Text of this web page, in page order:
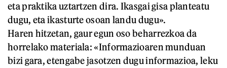
eta praktika uztartzen dira. Ikasgai gisa planteatu
dugu, eta ikasturte osoan landu dugu».
Haren hitzetan, gaur egun oso beharrezkoa da
horrelako materiala: «Informazioaren munduan
bizi gara, etengabe jasotzen dugu informazioa, leku